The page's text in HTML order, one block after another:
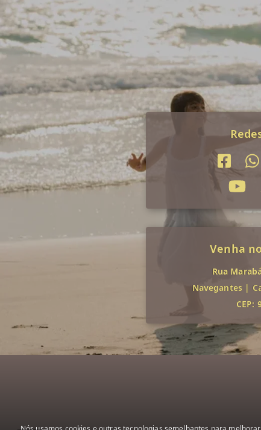
Venha
Rua
Navegantes |
CEP: